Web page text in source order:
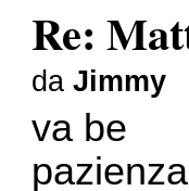
Re:
daJimmy
va be
pazienza